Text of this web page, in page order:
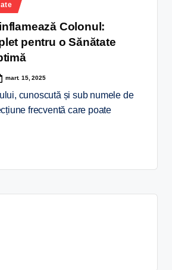
Colonul:
pentru o Sănătate
mart. 15, 2025
cunoscută și sub numele de
frecventă care poate